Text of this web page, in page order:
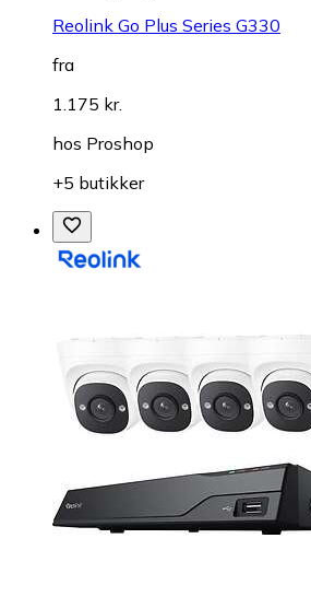
Reolink Go Plus Series G330
fra
1.175 kr.
hos Proshop
+5 butikker